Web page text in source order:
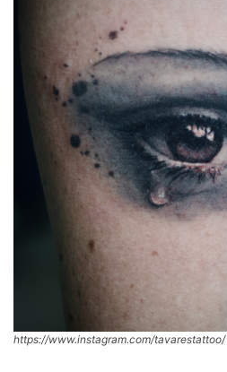
https://www.instagram.com/tavarestattoo/